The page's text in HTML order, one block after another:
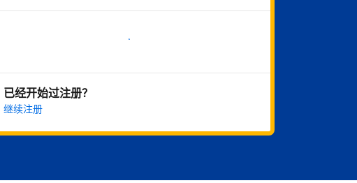
立即开始
已经开始过注册？
继续注册